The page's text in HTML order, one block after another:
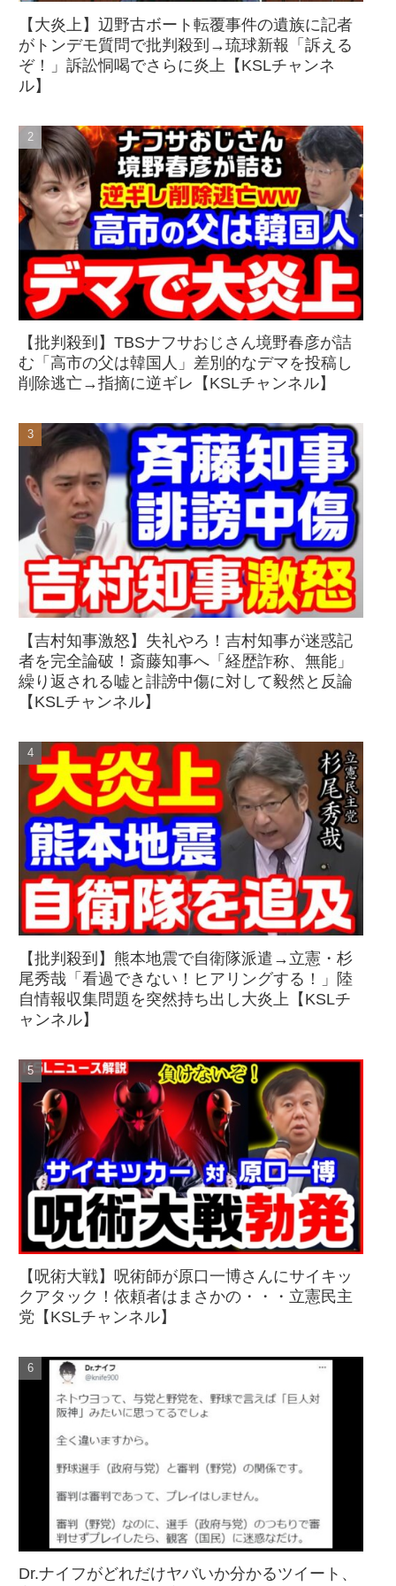
【大炎上】辺野古ボート転覆事件の遺族に記者
がトンデモ質問で批判殺到→琉球新報「訴える
ぞ！」訴訟恫喝でさらに炎上【KSLチャンネ
ル】
【批判殺到】TBSナフサおじさん境野春彦が詰
む「高市の父は韓国人」差別的なデマを投稿し
削除逃亡→指摘に逆ギレ【KSLチャンネル】
【吉村知事激怒】失礼やろ！吉村知事が迷惑記
者を完全論破！斎藤知事へ「経歴詐称、無能」
繰り返される嘘と誹謗中傷に対して毅然と反論
【KSLチャンネル】
【批判殺到】熊本地震で自衛隊派遣→立憲・杉
尾秀哉「看過できない！ヒアリングする！」陸
自情報収集問題を突然持ち出し大炎上【KSLチ
ャンネル】
【呪術大戦】呪術師が原口一博さんにサイキッ
クアタック！依頼者はまさかの・・・立憲民主
党【KSLチャンネル】
Dr.ナイフがどれだけヤバいか分かるツイート、